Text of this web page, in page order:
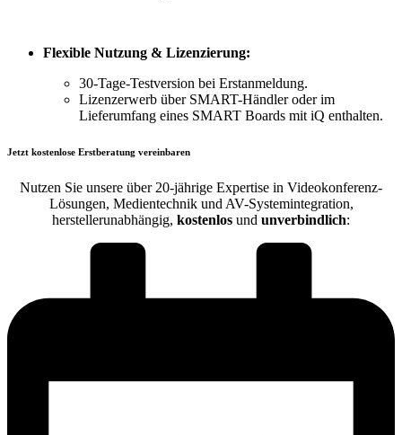
Flexible Nutzung & Lizenzierung:
30-Tage-Testversion bei Erstanmeldung.
Lizenzerwerb über SMART-Händler oder im
Lieferumfang eines SMART Boards mit iQ enthalten.
Jetzt kostenlose Erstberatung vereinbaren
Nutzen Sie unsere über 20-jährige Expertise in Videokonferenz-
Lösungen, Medientechnik und AV-Systemintegration,
herstellerunabhängig, kostenlos und unverbindlich: